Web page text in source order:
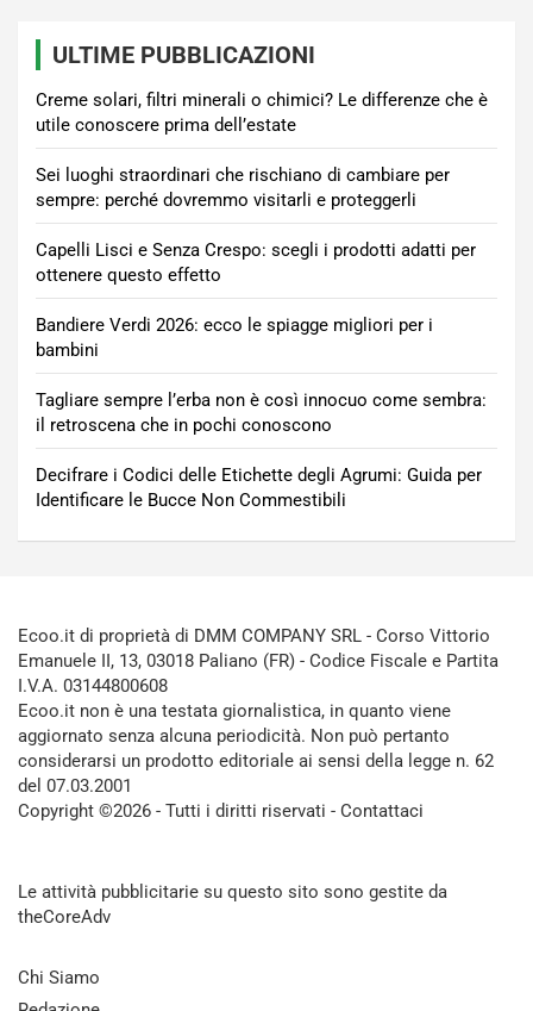
ULTIME PUBBLICAZIONI
Creme solari, filtri minerali o chimici? Le differenze che è
utile conoscere prima dell’estate
Sei luoghi straordinari che rischiano di cambiare per
sempre: perché dovremmo visitarli e proteggerli
Capelli Lisci e Senza Crespo: scegli i prodotti adatti per
ottenere questo effetto
Bandiere Verdi 2026: ecco le spiagge migliori per i
bambini
Tagliare sempre l’erba non è così innocuo come sembra:
il retroscena che in pochi conoscono
Decifrare i Codici delle Etichette degli Agrumi: Guida per
Identificare le Bucce Non Commestibili
Ecoo.it di proprietà di DMM COMPANY SRL - Corso Vittorio
Emanuele II, 13, 03018 Paliano (FR) - Codice Fiscale e Partita
I.V.A. 03144800608
Ecoo.it non è una testata giornalistica, in quanto viene
aggiornato senza alcuna periodicità. Non può pertanto
considerarsi un prodotto editoriale ai sensi della legge n. 62
del 07.03.2001
Copyright ©2026 - Tutti i diritti riservati - Contattaci
Le attività pubblicitarie su questo sito sono gestite da
theCoreAdv
Chi Siamo